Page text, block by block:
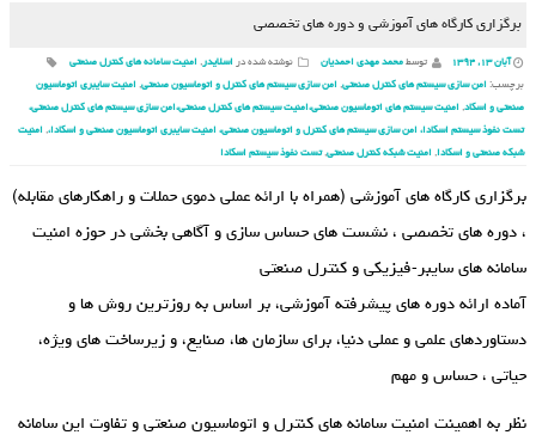
برگزاری کارگاه های آموزشی و دوره های تخصصی
آبان ۱۳, ۱۳۹۴ توسط محمد مهدی احمدیان نوشته شده در اسلایدر , امنیت سامانه های کنترل صنعتی
برچسب: امن سازی سیستم های کنترل صنعتی, امن سازی سیستم های کنترل و اتوماسیون صنعتی, امنیت سایبری اتوماسیون
صنعتی و اسکاد, امنیت سیستم های اتوماسیون صنعتی،امنیت سیستم های کنترل صنعتی،امن سازی سیستم های کنترل صنعتی،
تست نفوذ سیستم اسکادا، امن سازی سیستم های کنترل و اتوماسیون صنعتی، امنیت سایبری اتوماسیون صنعتی و اسکادا،, امنیت
شبکه صنعتی و اسکادا, امنیت شبکه کنترل صنعتی,تست نفوذ سیستم اسکادا
برگزاری کارگاه های آموزشی (همراه با ارائه عملی دموی حملات و راهکارهای مقابله)
، دوره های تخصصی ، نشست های حساس سازی و آگاهی بخشی در حوزه امنیت
سامانه های سایبر-فیزیکی و کنترل صنعتی
آماده ارائه دوره های پیشرفته آموزشی، بر اساس به روزترین روش ها و
دستاوردهای علمی و عملی دنیا، برای سازمان ها، صنایع، و زیرساخت های ویژه،
حیاتی ، حساس و مهم
نظر به اهمینت امنیت سامانه های کنترل و اتوماسیون صنعتی و تفاوت این سامانه